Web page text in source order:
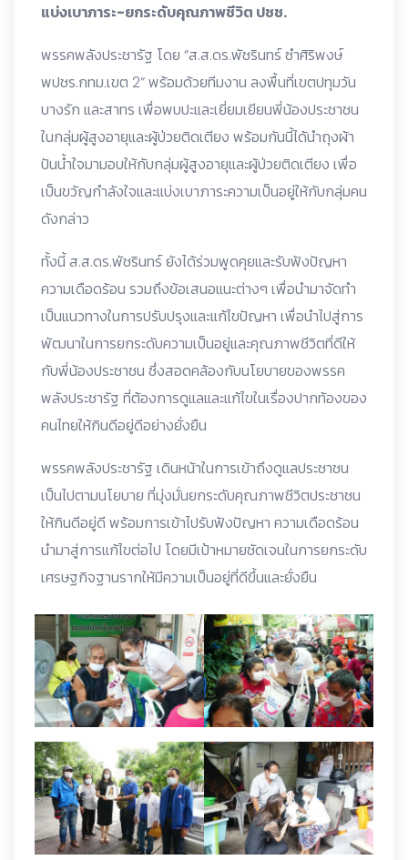
แบ่งเบาภาระ-ยกระดับคุณภาพชีวิต ปชช.
พรรคพลังประชารัฐ โดย “ส.ส.ดร.พัชรินทร์ ซำศิริพงษ์
พปชร.กทม.เขต 2” พร้อมด้วยทีมงาน ลงพื้นที่เขตปทุมวัน
บางรัก และสาทร เพื่อพบปะและเยี่ยมเยียนพี่น้องประชาชน
ในกลุ่มผู้สูงอายุและผู้ป่วยติดเตียง พร้อมกันนี้ได้นำถุงผ้า
ปันน้ำใจมามอบให้กับกลุ่มผู้สูงอายุและผู้ป่วยติดเตียง เพื่อ
เป็นขวัญกำลังใจและแบ่งเบาภาระความเป็นอยู่ให้กับกลุ่มคน
ดังกล่าว
ทั้งนี้ ส.ส.ดร.พัชรินทร์ ยังได้ร่วมพูดคุยและรับฟังปัญหา
ความเดือดร้อน รวมถึงข้อเสนอแนะต่างๆ เพื่อนำมาจัดทำ
เป็นแนวทางในการปรับปรุงและแก้ไขปัญหา เพื่อนำไปสู่การ
พัฒนาในการยกระดับความเป็นอยู่และคุณภาพชีวิตที่ดีให้
กับพี่น้องประชาชน ซึ่งสอดคล้องกับนโยบายของพรรค
พลังประชารัฐ ที่ต้องการดูแลและแก้ไขในเรื่องปากท้องของ
คนไทยให้กินดีอยู่ดีอย่างยั่งยืน
พรรคพลังประชารัฐ เดินหน้าในการเข้าถึงดูแลประชาชน
เป็นไปตามนโยบาย ที่มุ่งมั่นยกระดับคุณภาพชีวิตประชาชน
ให้กินดีอยู่ดี พร้อมการเข้าไปรับฟังปัญหา ความเดือดร้อน
นำมาสู่การแก้ไขต่อไป โดยมีเป้าหมายชัดเจนในการยกระดับ
เศรษฐกิจฐานรากให้มีความเป็นอยู่ที่ดีขึ้นและยั่งยืน